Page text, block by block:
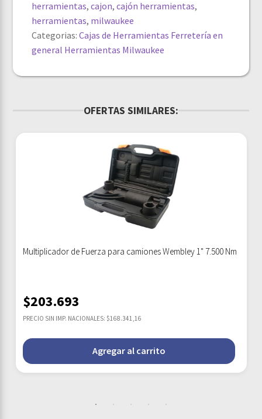
herramientas,cajon,cajón herramientas,
herramientas, milwaukee
Categorias:Cajas de Herramientas Ferretería en
general Herramientas Milwaukee
OFERTAS SIMILARES:
Multiplicador de Fuerza para camiones Wembley 1" 7.500 Nm
$203.693
PRECIO SIN IMP. NACIONALES: $168.341,16
Agregar al carrito